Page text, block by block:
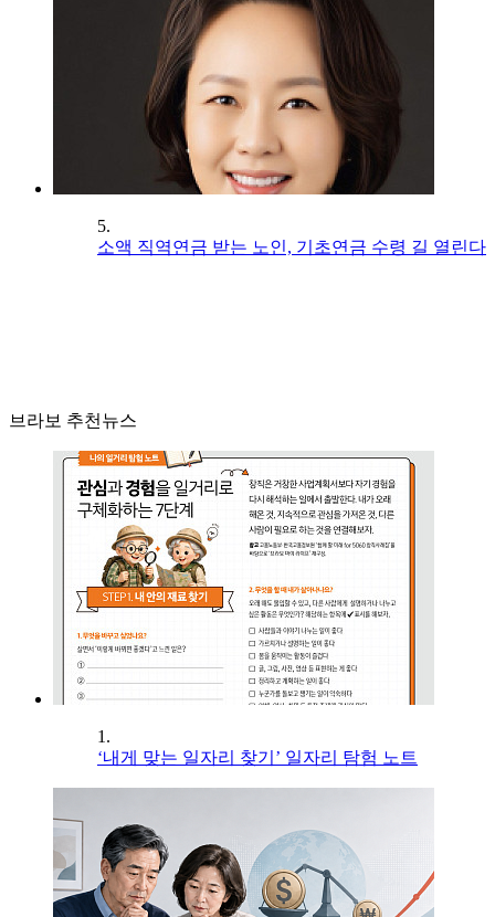
5.
소액 직역연금 받는 노인, 기초연금 수령 길 열린다
브라보 추천뉴스
1.
‘내게 맞는 일자리 찾기’ 일자리 탐험 노트